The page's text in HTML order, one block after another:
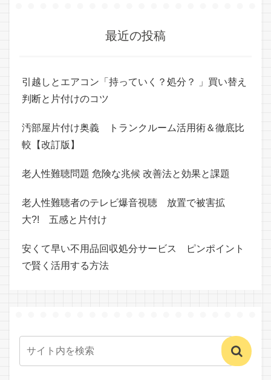
最近の投稿
引越しとエアコン「持っていく？処分？ 」買い替え
判断と片付けのコツ
汚部屋片付け奥義 トランクルーム活用術＆徹底比
較【改訂版】
老人性難聴問題 危険な兆候 改善法と効果と課題
老人性難聴者のテレビ爆音視聴 放置で被害拡
大?! 五感と片付け
安くて早い不用品回収処分サービス ピンポイント
で賢く活用する方法